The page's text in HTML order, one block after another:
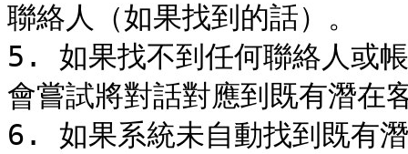
聯絡人（如果找到的話）。
5. 如果找不到任何聯絡人
會嘗試將對話對應到既有潛在
6. 如果系統未自動找到既有